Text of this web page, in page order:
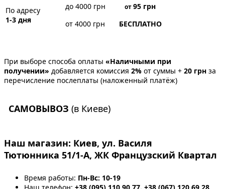
По адресу
1-3 дня
до 4000 грн от95 грн
от 4000 грн
БЕСПЛАТНО
При выборе способа оплаты «Наличными при
получении» добавляется комиссия 2% от суммы + 20 грн за
перечисление послеплаты (наложенный платёж)
САМОВЫВОЗ (в Киеве)
Наш магазин: Киев, ул. Василя
Тютюнника 51/1-А, ЖК Французский Квартал
Время работы: Пн-Вс: 10-19